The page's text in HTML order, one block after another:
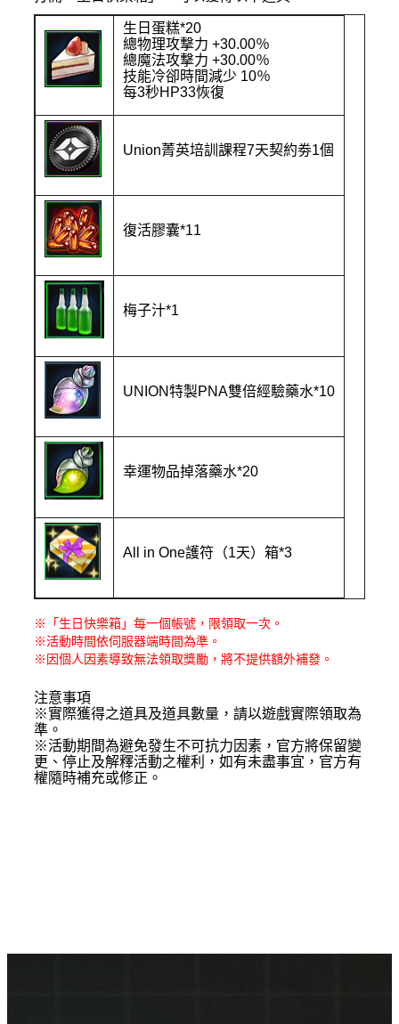
生日蛋糕*20
總物理攻撃力 +30.00％
總魔法攻撃力 +30.00％
技能冷卻時間減少 10％
每3秒HP33恢復
Union菁英培訓課程7天契約劵1個
復活膠囊*11
梅子汁*1
UNION特製PNA雙倍經驗藥水*10
幸運物品掉落藥水*20
All in One護符（1天）箱*3
※
「生日快樂箱」每一個帳號，限領取一次。
※活動時間依伺服器端時間為準。
※ 因個人因素導致無法領取獎勵，將不提供額外補發。
注意事項
※實際獲得之道具及道具數量，請以遊戲實際領取為
準。
※活動期間為避免發生不可抗力因素，官方將保留變
更、停止及解釋活動之權利，如有未盡事宜，官方有
權隨時補充或修正。